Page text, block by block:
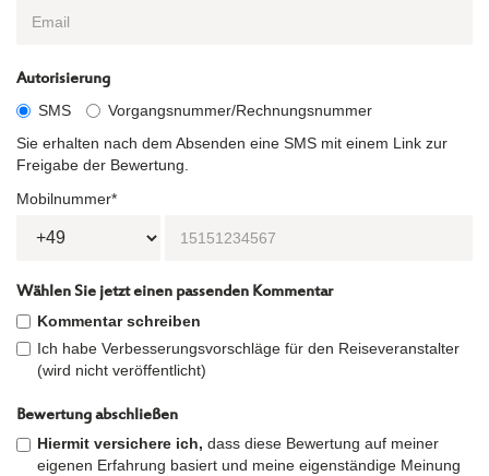
Autorisierung
SMS
Vorgangsnummer/Rechnungsnummer
Sie erhalten nach dem Absenden eine SMS mit einem Link zur
Freigabe der Bewertung.
Mobilnummer*
Wählen Sie jetzt einen passenden Kommentar
Kommentar schreiben
Ich habe Verbesserungsvorschläge für den Reiseveranstalter
(wird nicht veröffentlicht)
Bewertung abschließen
Hiermit versichere ich, dass diese Bewertung auf meiner
eigenen Erfahrung basiert und meine eigenständige Meinung